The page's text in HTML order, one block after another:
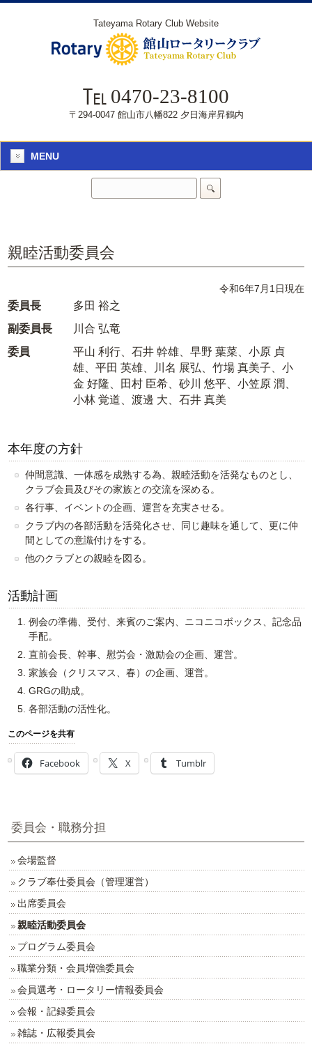
Tateyama Rotary Club Website
0470-23-8100
〒294-0047 館山市八幡822 夕日海岸昇鶴内
MENU
親睦活動委員会
令和6年7月1日現在
委員長
多田 裕之
副委員長
川合 弘竜
委員
平山 利行、石井 幹雄、早野 葉菜、小原 貞
雄、平田 英雄、川名 展弘、竹場 真美子、小
金 好隆、田村 臣希、砂川 悠平、小笠原 潤、
小林 覚道、渡邊 大、石井 真美
本年度の方針
仲間意識、一体感を成熟する為、親睦活動を活発なものとし、
クラブ会員及びその家族との交流を深める。
各行事、イベントの企画、運営を充実させる。
クラブ内の各部活動を活発化させ、同じ趣味を通して、更に仲
間としての意識付けをする。
他のクラブとの親睦を図る。
活動計画
例会の準備、受付、来賓のご案内、ニコニコボックス、記念品
手配。
直前会長、幹事、慰労会・激励会の企画、運営。
家族会（クリスマス、春）の企画、運営。
GRGの助成。
各部活動の活性化。
このページを共有
Facebook X Tumblr
委員会・職務分担
会場監督
クラブ奉仕委員会（管理運営）
出席委員会
親睦活動委員会
プログラム委員会
職業分類・会員増強委員会
会員選考・ロータリー情報委員会
会報・記録委員会
雑誌・広報委員会